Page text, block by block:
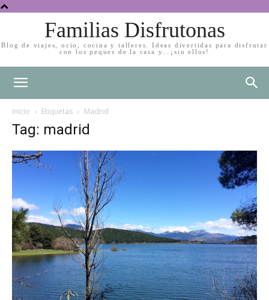
Familias Disfrutonas
Blog de viajes, ocio, cocina y talleres. Ideas divertidas para disfrutar
con los peques de la casa y…¡sin ellos!
Inicio Etiquetas Madrid
Tag: madrid